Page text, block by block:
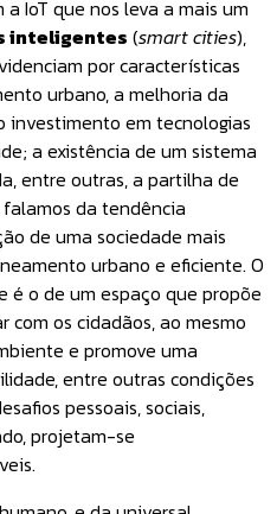
IoT que nos leva a mais um
inteligentes (smart cities),
por características
urbano, a melhoria da
em tecnologias
a existência de um sistema
entre outras, a partilha de
da tendência
de uma sociedade mais
urbano e eficiente. O
o de um espaço que propõe
com os cidadãos, ao mesmo
e promove uma
entre outras condições
pessoais, sociais,
projetam-se